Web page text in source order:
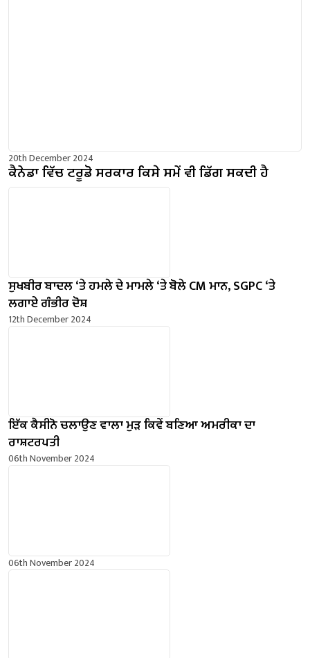
20th December 2024
ਕੈਨੇਡਾ ਵਿੱਚ ਟਰੂਡੋ ਸਰਕਾਰ ਕਿਸੇ ਸਮੇਂ ਵੀ ਡਿੱਗ ਸਕਦੀ ਹੈ
ਸੁਖਬੀਰ ਬਾਦਲ ‘ਤੇ ਹਮਲੇ ਦੇ ਮਾਮਲੇ ‘ਤੇ ਬੋਲੇ ​​CM ਮਾਨ, SGPC ‘ਤੇ
ਲਗਾਏ ਗੰਭੀਰ ਦੋਸ਼
12th December 2024
ਇੱਕ ਕੈਸੀਨੋ ਚਲਾਉਣ ਵਾਲਾ ਮੁੜ ਕਿਵੇਂ ਬਣਿਆ ਅਮਰੀਕਾ ਦਾ
ਰਾਸ਼ਟਰਪਤੀ
06th November 2024
06th November 2024